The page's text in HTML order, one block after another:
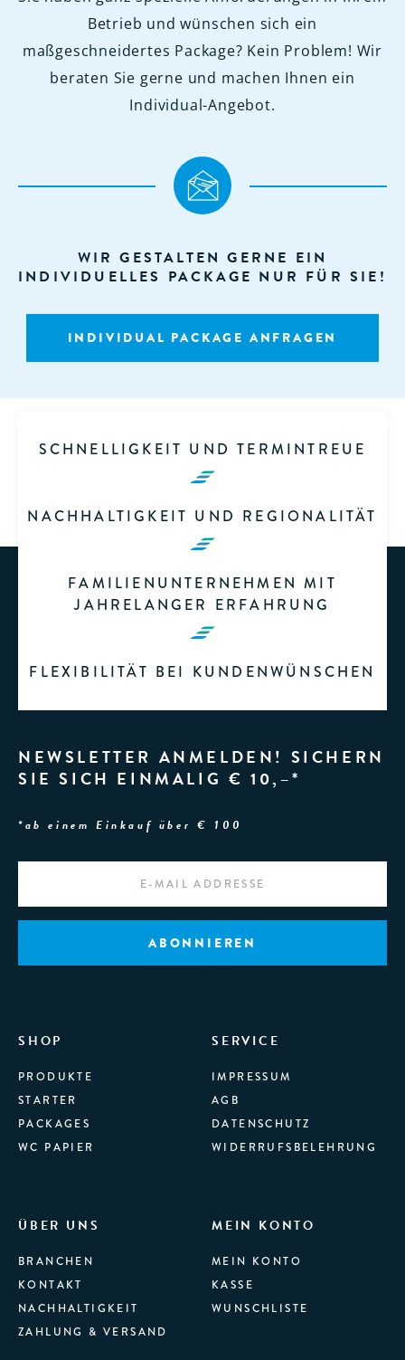
Betrieb und wünschen sich ein
maßgeschneidertes Package? Kein Problem! Wir
beraten Sie gerne und machen Ihnen ein
Individual-Angebot.
WIR GESTALTEN GERNE EIN
INDIVIDUELLES PACKAGE NUR FÜR SIE!
INDIVIDUAL PACKAGE ANFRAGEN
SCHNELLIGKEIT UND TERMINTREUE
NACHHALTIGKEIT UND REGIONALITÄT
FAMILIENUNTERNEHMEN MIT
JAHRELANGER ERFAHRUNG
FLEXIBILITÄT BEI KUNDENWÜNSCHEN
NEWSLETTER ANMELDEN! SICHERN
SIE SICH EINMALIG € 10,–*
*ab einem Einkauf über € 100
SHOP
PRODUKTE
STARTER
PACKAGES
WC PAPIER
SERVICE
IMPRESSUM
AGB
DATENSCHUTZ
WIDERRUFSBELEHRUNG
ÜBER UNS
BRANCHEN
KONTAKT
NACHHALTIGKEIT
ZAHLUNG & VERSAND
MEIN KONTO
MEIN KONTO
KASSE
WUNSCHLISTE